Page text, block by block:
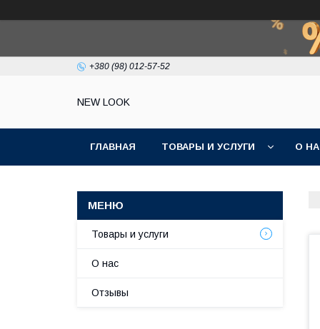
+380 (98) 012-57-52
NEW LOOK
ГЛАВНАЯ ТОВАРЫ И УСЛУГИ О
Товары и услуги
О нас
Отзывы